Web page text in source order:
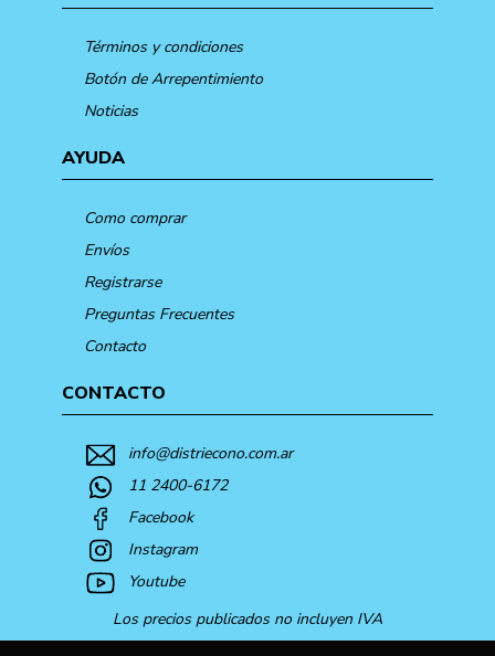
Términos y condiciones
Botón de Arrepentimiento
Noticias
AYUDA
Como comprar
Envíos
Registrarse
Preguntas Frecuentes
Contacto
CONTACTO
info@distriecono.com.ar
11 2400-6172
Facebook
Instagram
Youtube
Los precios publicados no incluyen IVA